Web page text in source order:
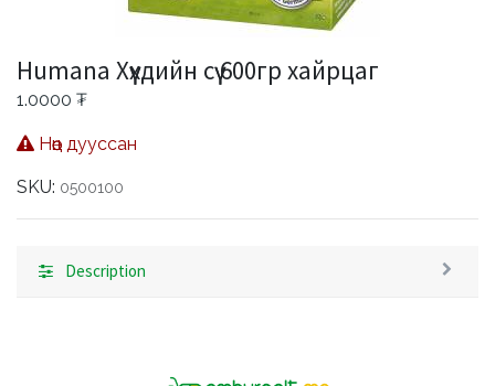
Humana Хүүхдийн сүү 600гр хайрцаг
1.0000 ₮
Нөөц дууссан
SKU: 0500100
Description